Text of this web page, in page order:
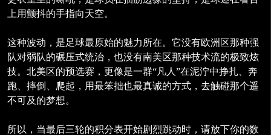
上用颤抖的手指向天空。
这种波动，是足球最原始的魅力所在。它没有欧洲区那种强
队对弱队的碾压式统治，也没有南美区那种技术流的极致炫
技。北美区的预选赛，更像是一群“凡人”在泥泞中挣扎、奔
跑、摔倒、爬起，用最笨拙也最真诚的方式，去触碰那个遥
不可及的梦想。
所以，当最后三轮的积分表开始剧烈跳动时，请放下你的数